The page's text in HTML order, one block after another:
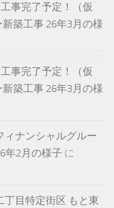
事完了予定！（仮
築工事 26年3月の様
事完了予定！（仮
築工事 26年3月の様
ィナンシャルグルー
年2月の様子 に
目特定街区 もと東